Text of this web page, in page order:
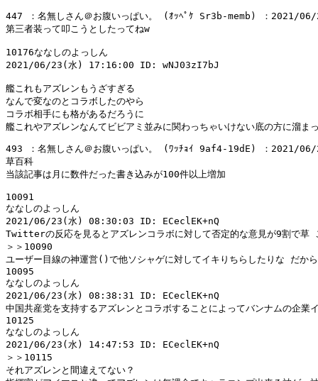
447 ：名無しさん＠お腹いっぱい。 (ｵｯﾍﾟｹ Sr3b-memb) ：
第三者装って叩こうとしたってねw
10176ななしのよっしん
2021/06/23(水) 17:16:00 ID: wNJ03zI7bJ
艦これもアズレンもうざすぎる
なんで変なのとコラボしたのやら
コラボ相手にも格があるだろうに
493 ：名無しさん＠お腹いっぱい。 (ﾜｯﾁｮｲ 9af4-19dE) ：
草百科
当該記事は月に数件だった書き込みが100件以上増加
10091
ななしのよっしん
2021/06/23(水) 08:30:03 ID: ECeclEK+nQ
Twitterの反応を見るとアズレンコラボに対して否定的な意見が9割で草
＞＞10090
ユーザー目線の神運営()で他ソシャゲに対してイキりちらしたりな だか
10095
ななしのよっしん
2021/06/23(水) 08:38:31 ID: ECeclEK+nQ
中国共産党を支持するアズレンとコラボすることによってバンナムの企業
10125
ななしのよっしん
2021/06/23(水) 14:47:53 ID: ECeclEK+nQ
＞＞10115
それアズレンと間違えてない？